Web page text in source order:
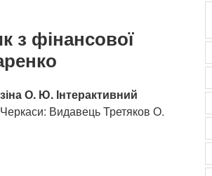
з фінансової
О. Ю. Інтерактивний
Видавець Третяков О.